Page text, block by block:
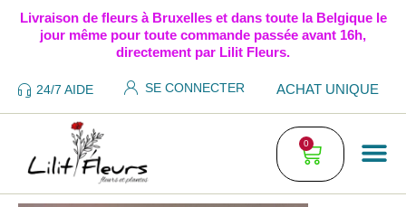
Livraison de fleurs à Bruxelles et dans toute la Belgique le
jour même pour toute commande passée avant 16h,
directement par Lilit Fleurs.
24/7 AIDE SE CONNECTER ACHAT UNIQUE
0